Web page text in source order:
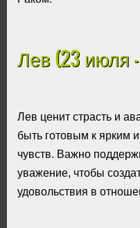
Лев (23 июля
Лев ценит страсть и
быть готовым к ярким
чувств. Важно
уважение, чтобы
удовольствия в